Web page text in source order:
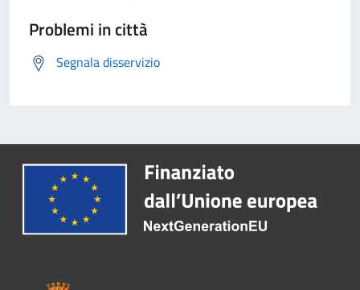
Problemi in città
Segnala disservizio